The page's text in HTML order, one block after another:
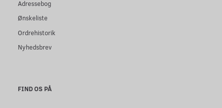
Adressebog
Ønskeliste
Ordrehistorik
Nyhedsbrev
FIND OS PÅ